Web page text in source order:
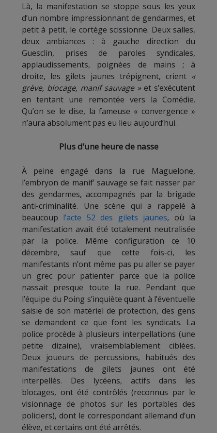
Là, la manifestation se stoppe sous les yeux
d’un nombre impressionnant de gendarmes, et
petit à petit, le cortège scissionne. Deux salles,
deux ambiances : à gauche direction du
Guesclin, prises de paroles syndicales,
applaudissements, poignées de mains ; à
droite, les gilets jaunes trépignent, crient «
grève, blocage, manif sauvage » et s’exécutent
en tentant une remontée vers la Comédie.
Qu’on se le dise, la fameuse « convergence »
n’aura absolument pas eu lieu aujourd’hui.
Plus d’une heure de nasse
À peine engagé dans la rue Maguelone,
l’embryon de manif’ sauvage se fait nasser par
des gendarmes, accompagnés par la brigade
anti-criminalité. Une scène qui a rappelé à
beaucoup l’acte 52 des gilets jaunes, où la
manifestation avait été totalement neutralisée
par la police. Même configuration ce 10
décembre, sauf que cette fois-ci, les
manifestants n’ont même pas pu aller se payer
un grec pour patienter parce que la police
nassait presque toute la rue. Pendant que
l’équipe du Poing s’inquiète quant à l’éventuelle
saisie de son matériel de protection, des gens
se demandent ce que font les syndicats. La
police procède à plusieurs interpellations (une
petite dizaine), vraisemblablement ciblées.
Deux joueurs de percussions, habitués des
manifestations de gilets jaunes ont été
interpellés. Des lycéens, actifs dans les
blocages, ont été contrôlés (reconnus par le
visionnage de photos sur les portables des
policiers), dont le correspondant allemand d’un
élève, et certains ont été arrêtés.